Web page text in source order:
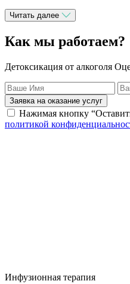
Читать далее
Как мы работаем?
Детоксикация от алкоголя
Заявка на оказание услуг
Нажимая кнопку
политикой
Инфузионная терапия